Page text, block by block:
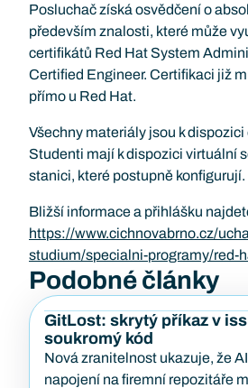
Posluchač získá osvědčení o
především znalosti, které může
certifikátů Red Hat System
Certified Engineer. Certifikaci již
přímo u Red Hat.
Všechny materiály jsou k
Studenti mají k dispozici virtuální
stanici, které postupně konfigurují.
Bližší informace a přihlášku
https://www.cichnovabrno.cz/
studium/specialni-programy/red-
Podobné články
GitLost: skrytý příkaz v
soukromý kód
Nová zranitelnost ukazuje, že
napojení na firemní repozitáře